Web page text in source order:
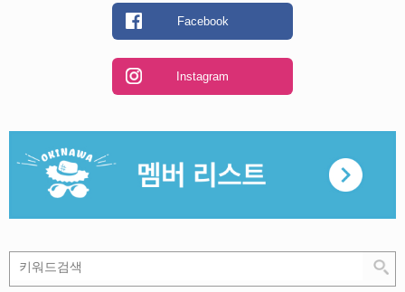
Facebook
Instagram